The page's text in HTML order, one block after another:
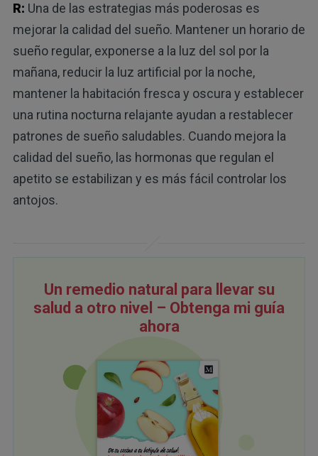
R: Una de las estrategias más poderosas es
mejorar la calidad del sueño. Mantener un horario de
sueño regular, exponerse a la luz del sol por la
mañana, reducir la luz artificial por la noche,
mantener la habitación fresca y oscura y establecer
una rutina nocturna relajante ayudan a restablecer
patrones de sueño saludables. Cuando mejora la
calidad del sueño, las hormonas que regulan el
apetito se estabilizan y es más fácil controlar los
antojos.
Un remedio natural para llevar su
salud a otro nivel – Obtenga mi guía
ahora